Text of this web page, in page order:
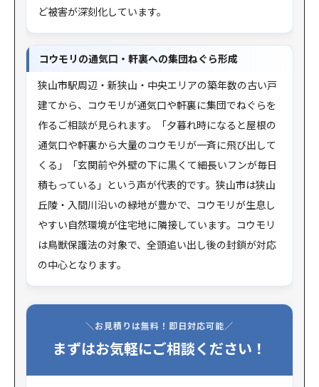
ど被害が深刻化しています。
コウモリの通気口・軒裏への集団ねぐら形成
狭山市駅周辺・新狭山・中央エリアの築年数の古い戸
建てから、コウモリが通気口や軒裏に集団でねぐらを
作るご相談が見られます。「夕暮れ時になると屋根の
通気口や軒裏から大量のコウモリが一斉に飛び出して
くる」「玄関前や外壁の下に黒くて細長いフンが毎日
積もっている」という声が代表的です。狭山市は狭山
丘陵・入間川沿いの緑地が豊かで、コウモリが生息し
やすい自然環境が住宅地に隣接しています。コウモリ
は鳥獣保護法の対象で、全頭追い出し後の封鎖が対応
の中心となります。
＼お見積りは無料！即日対応可能／
まずはお気軽にご相談ください！